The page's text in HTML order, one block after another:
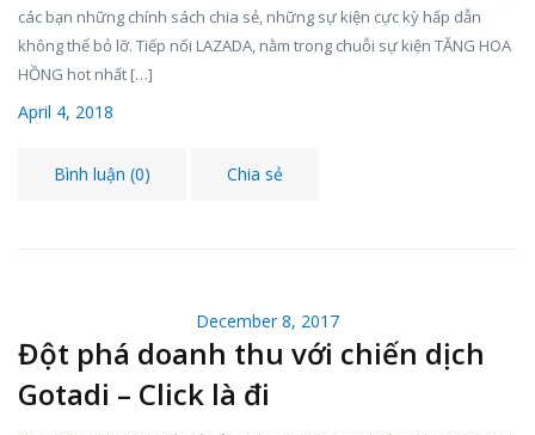
các bạn những chính sách chia sẻ, những sự kiện cực kỳ hấp dẫn
không thể bỏ lỡ. Tiếp nối LAZADA, nằm trong chuỗi sự kiện TĂNG HOA
HỒNG hot nhất […]
April 4, 2018
Bình luận (0) Chia sẻ
December 8, 2017
Đột phá doanh thu với chiến dịch
Gotadi – Click là đi